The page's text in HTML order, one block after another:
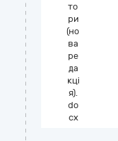
то
ри
(но
ва
ре
да
кці
я).
do
cx